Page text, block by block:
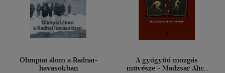
Olimpiai álom a Radnai-
havasokban
A gyógyító mozgás
művésze - Madzsar Alice